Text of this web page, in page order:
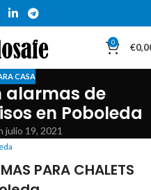
0 €
CASA
alarmas de
en Poboleda
julio 19, 2021
PARA CHALETS